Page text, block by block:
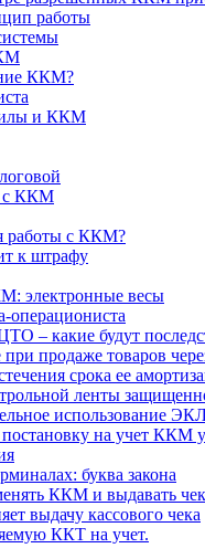
работы
ККМ?
и ККМ
с ККМ
работы с ККМ?
к штрафу
электронные весы
операциониста
– какие будут
продаже товаров
срока ее
ленты
использование
на учет ККМ
буква закона
ККМ и выдавать
выдачу кассового чека
ККТ на учет.